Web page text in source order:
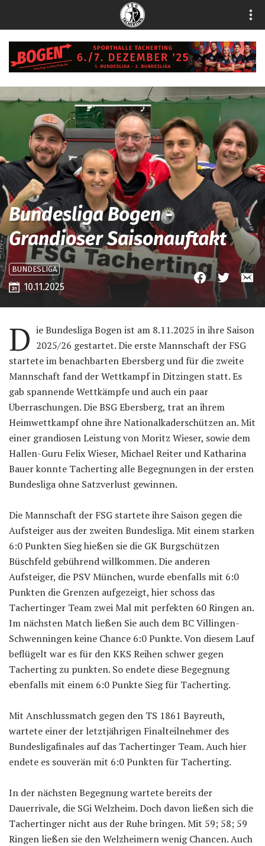
Bundesliga Bogen -
Grandioser Saisonauftakt
BUNDESLIGA
10.11.2025
D ie Bundesliga Bogen ist am 8.11.2025 in ihre Saison
2025/26 gestartet. Die erste Mannschaft der FSG
startete im benachbarten Ebersberg und für die zweite
Mannschaft fand der Wettkampf in Ditzingen statt. Es
gab spannende Wettkämpfe und auch ein paar
Überraschungen. Die BSG Ebersberg, trat an ihrem
Heimwettkampf ohne ihre Nationalkaderschützen an. Mit
einer grandiosen Leistung von Moritz Wieser, sowie dem
Hallen-Guru Felix Wieser, Michael Reiter und Katharina
Bauer konnte Tacherting alle Begegnungen in der ersten
Bundesliga ohne Satzverlust gewinnen.
Die Mannschaft der FSG startete ihre Saison gegen die
Aufsteiger aus der zweiten Bundesliga. Mit einem starken
6:0 Punkten Sieg hießen sie die GK Burgschützen
Büschfeld gebührend willkommen. Die anderen
Aufsteiger, die PSV München, wurde ebenfalls mit 6:0
Punkten die Grenzen aufgezeigt, hier schoss das
Tachertinger Team zwei Mal mit perfekten 60 Ringen an.
Im nächsten Match ließen Sie auch dem BC Villingen-
Schwenningen keine Chance 6:0 Punkte. Von diesem Lauf
beflügelt war es für den KKS Reihen schwer gegen
Tacherting zu punkten. So endete diese Begegnung
ebenfalls mit einem 6:0 Punkte Sieg für Tacherting.
Mit Anschlussmatch gegen den TS 1861 Bayreuth,
wartete einer der letztjährigen Finalteilnehmer des
Bundesligafinales auf das Tachertinger Team. Auch hier
endete es souverän mit 6:0 Punkten für Tacherting.
In der nächsten Begegnung wartete bereits der
Dauerrivale, die SGi Welzheim. Doch davon ließen sich die
Tachertinger nicht aus der Ruhe bringen. Mit 59; 58; 59
Ringen ließen sie den Welzheimern wenig Chancen. Auch